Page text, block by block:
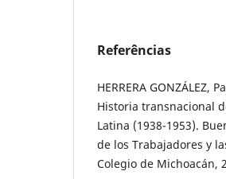
Referências
HERRERA
Historia transnacional
Latina (1938-1953).
de los Trabajadores y
Colegio de Michoacán,